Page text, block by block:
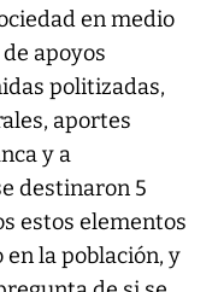
en medio
apoyos
politizadas,
aportes
y a
destinaron 5
estos elementos
la población, y